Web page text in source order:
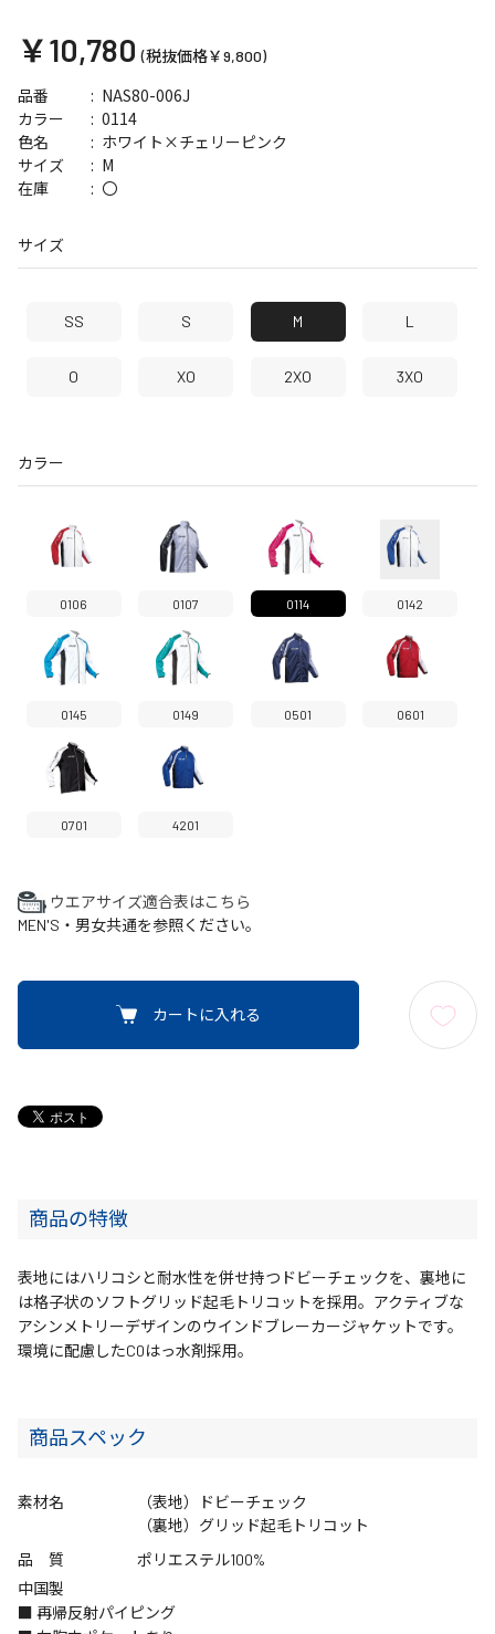
￥10,780 (税抜価格￥9,800)
品番 NAS80-006J
サイズ M
カラー 0114
在庫 〇
色名 ホワイト×チェリーピンク
サイズ
SS S M L
O XO 2XO 3XO
カラー
0106 0107 0114 0142
0145 0149 0501 0601
0701 4201
ウエアサイズ適合表はこちら
MEN'S・男女共通を参照ください。
カートに入れる
商品の特徴
表地にはハリコシと耐水性を併せ持つドビーチェックを、裏地に
は格子状のソフトグリッド起毛トリコットを採用。アクティブな
アシンメトリーデザインのウインドブレーカージャケットです。
環境に配慮したC0はっ水剤採用。
商品スペック
素材名
（表地）ドビーチェック
（裏地）グリッド起毛トリコット
品 質
ポリエステル100%
中国製
■ 再帰反射パイピング